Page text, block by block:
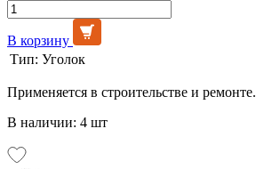
В корзину
Тип: Уголок
Применяется в строительстве и ремонте.
В наличии: 4 шт